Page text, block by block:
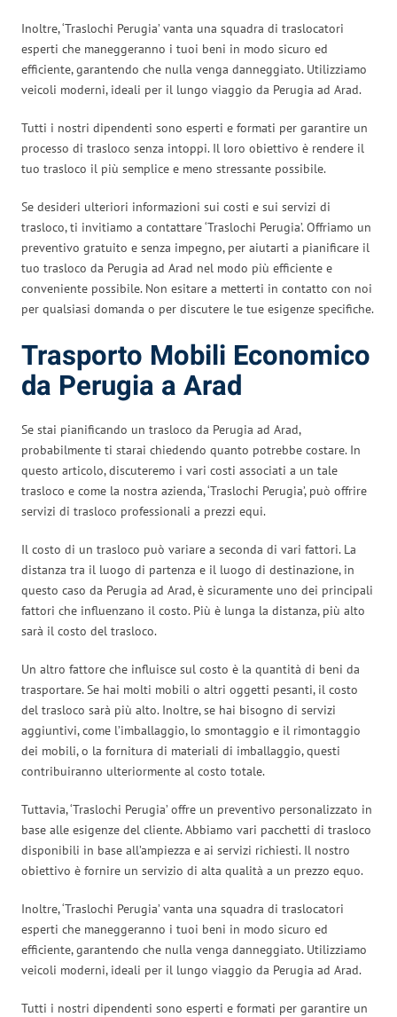
Inoltre, ‘Traslochi Perugia’ vanta una squadra di traslocatori
esperti che maneggeranno i tuoi beni in modo sicuro ed
efficiente, garantendo che nulla venga danneggiato. Utilizziamo
veicoli moderni, ideali per il lungo viaggio da Perugia ad Arad.
Tutti i nostri dipendenti sono esperti e formati per garantire un
processo di trasloco senza intoppi. Il loro obiettivo è rendere il
tuo trasloco il più semplice e meno stressante possibile.
Se desideri ulteriori informazioni sui costi e sui servizi di
trasloco, ti invitiamo a contattare ‘Traslochi Perugia’. Offriamo un
preventivo gratuito e senza impegno, per aiutarti a pianificare il
tuo trasloco da Perugia ad Arad nel modo più efficiente e
conveniente possibile. Non esitare a metterti in contatto con noi
per qualsiasi domanda o per discutere le tue esigenze specifiche.
Trasporto Mobili Economico
da Perugia a Arad
Se stai pianificando un trasloco da Perugia ad Arad,
probabilmente ti starai chiedendo quanto potrebbe costare. In
questo articolo, discuteremo i vari costi associati a un tale
trasloco e come la nostra azienda, ‘Traslochi Perugia’, può offrire
servizi di trasloco professionali a prezzi equi.
Il costo di un trasloco può variare a seconda di vari fattori. La
distanza tra il luogo di partenza e il luogo di destinazione, in
questo caso da Perugia ad Arad, è sicuramente uno dei principali
fattori che influenzano il costo. Più è lunga la distanza, più alto
sarà il costo del trasloco.
Un altro fattore che influisce sul costo è la quantità di beni da
trasportare. Se hai molti mobili o altri oggetti pesanti, il costo
del trasloco sarà più alto. Inoltre, se hai bisogno di servizi
aggiuntivi, come l’imballaggio, lo smontaggio e il rimontaggio
dei mobili, o la fornitura di materiali di imballaggio, questi
contribuiranno ulteriormente al costo totale.
Tuttavia, ‘Traslochi Perugia’ offre un preventivo personalizzato in
base alle esigenze del cliente. Abbiamo vari pacchetti di trasloco
disponibili in base all’ampiezza e ai servizi richiesti. Il nostro
obiettivo è fornire un servizio di alta qualità a un prezzo equo.
Inoltre, ‘Traslochi Perugia’ vanta una squadra di traslocatori
esperti che maneggeranno i tuoi beni in modo sicuro ed
efficiente, garantendo che nulla venga danneggiato. Utilizziamo
veicoli moderni, ideali per il lungo viaggio da Perugia ad Arad.
Tutti i nostri dipendenti sono esperti e formati per garantire un